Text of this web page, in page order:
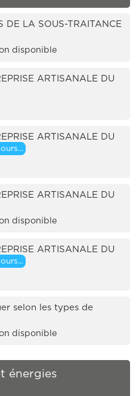
DE LA SOUS-TRAITANCE
disponible
ARTISANALE DU
ARTISANALE DU
ARTISANALE DU
disponible
ARTISANALE DU
selon les types de
disponible
énergies